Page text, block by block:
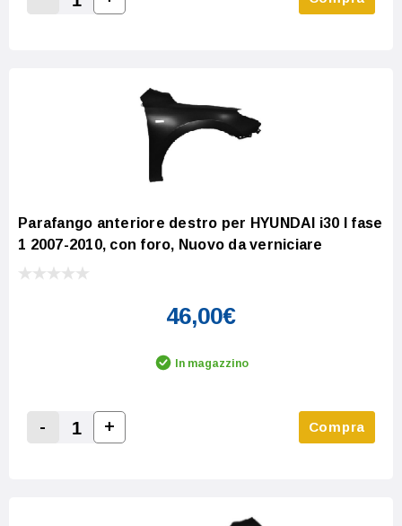
Decrease Quantity:
Increase Quantity:
Parafango anteriore destro per HYUNDAI i30 I fase
1 2007-2010, con foro, Nuovo da verniciare
46,00€
In magazzino
Decrease Quantity:
-
Increase Quantity:
+ Compra